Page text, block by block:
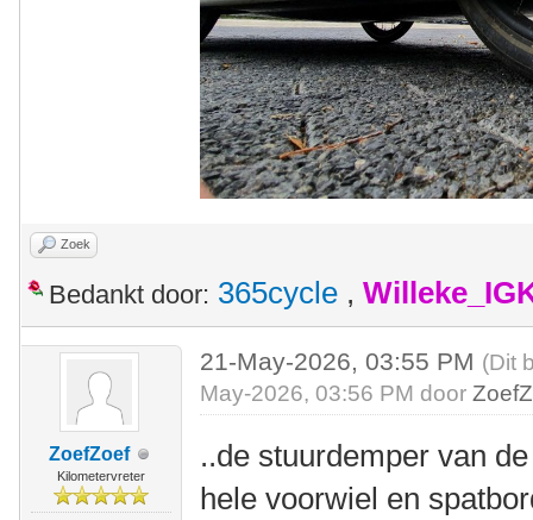
Zoek
Bedankt door: 365cycle ,
ZoefZoef
Kilometervreter
21-May-2026, 03:55 PM (Dit
May-2026, 03:56 PM door
..de stuurdemper van
hele voorwiel en